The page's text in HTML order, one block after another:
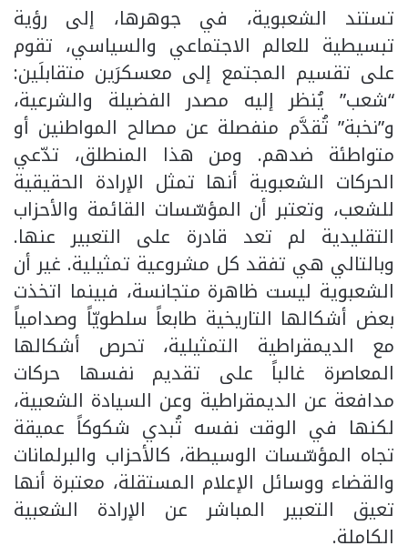
تستند الشعبوية، في جوهرها، إلى رؤية
تبسيطية للعالم الاجتماعي والسياسي، تقوم
على تقسيم المجتمع إلى معسكرَين متقابلَين:
“شعب” يُنظر إليه مصدر الفضيلة والشرعية،
و”نخبة” تُقدَّم منفصلة عن مصالح المواطنين أو
متواطئة ضدهم. ومن هذا المنطلق، تدّعي
الحركات الشعبوية أنها تمثل الإرادة الحقيقية
للشعب، وتعتبر أن المؤسّسات القائمة والأحزاب
التقليدية لم تعد قادرة على التعبير عنها.
وبالتالي هي تفقد كل مشروعية تمثيلية. غير أن
الشعبوية ليست ظاهرة متجانسة، فبينما اتخذت
بعض أشكالها التاريخية طابعاً سلطويّاً وصدامياً
مع الديمقراطية التمثيلية، تحرص أشكالها
المعاصرة غالباً على تقديم نفسها حركات
مدافعة عن الديمقراطية وعن السيادة الشعبية،
لكنها في الوقت نفسه تُبدي شكوكاً عميقة
تجاه المؤسّسات الوسيطة، كالأحزاب والبرلمانات
والقضاء ووسائل الإعلام المستقلة، معتبرة أنها
تعيق التعبير المباشر عن الإرادة الشعبية
الكاملة.